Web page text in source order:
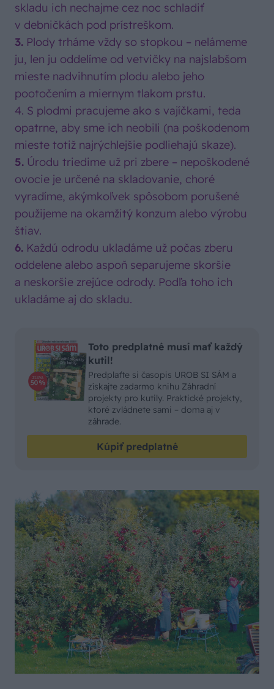
skladu ich nechajme cez noc schladiť
v debničkách pod prístreškom.
3. Plody trháme vždy so stopkou – nelámeme
ju, len ju oddelíme od vetvičky na najslabšom
mieste nadvihnutím plodu alebo jeho
pootočením a miernym tlakom prstu.
4. S plodmi pracujeme ako s vajíčkami, teda
opatrne, aby sme ich neobili (na poškodenom
mieste totiž najrýchlejšie podliehajú skaze).
5. Úrodu triedime už pri zbere – nepoškodené
ovocie je určené na skladovanie, choré
vyradíme, akýmkoľvek spôsobom porušené
použijeme na okamžitý konzum alebo výrobu
štiav.
6. Každú odrodu ukladáme už počas zberu
oddelene alebo aspoň separujeme skoršie
a neskoršie zrejúce odrody. Podľa toho ich
ukladáme aj do skladu.
Toto predplatné musí mať každý
kutil!
Predplaťte si časopis UROB SI SÁM a
získajte zadarmo knihu Záhradní
projekty pro kutily. Praktické projekty,
ktoré zvládnete sami – doma aj v
záhrade.
Kúpiť predplatné